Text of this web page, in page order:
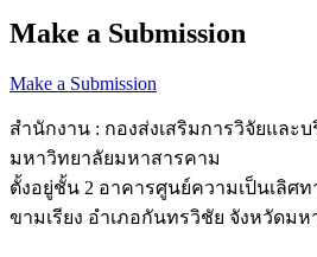
Make a Submission
Make a Submission
สำนักงาน : กองส่งเสริมการวิจัยและ
มหาวิทยาลัยมหาสารคาม
ตั้งอยู่ชั้น 2 อาคารศูนย์ความเป็นเลิศ
ขามเรียง อำเภอกันทรวิชัย จังหวัดมห